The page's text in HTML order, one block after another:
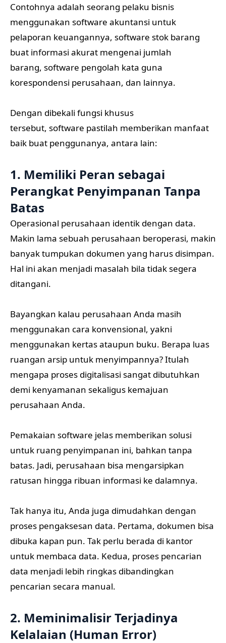
Contohnya adalah seorang pelaku bisnis
menggunakan software akuntansi untuk
pelaporan keuangannya, software stok barang
buat informasi akurat mengenai jumlah
barang, software pengolah kata guna
korespondensi perusahaan, dan lainnya.
Dengan dibekali fungsi khusus
tersebut, software pastilah memberikan manfaat
baik buat penggunanya, antara lain:
1. Memiliki Peran sebagai
Perangkat Penyimpanan Tanpa
Batas
Operasional perusahaan identik dengan data.
Makin lama sebuah perusahaan beroperasi, makin
banyak tumpukan dokumen yang harus disimpan.
Hal ini akan menjadi masalah bila tidak segera
ditangani.
Bayangkan kalau perusahaan Anda masih
menggunakan cara konvensional, yakni
menggunakan kertas ataupun buku. Berapa luas
ruangan arsip untuk menyimpannya? Itulah
mengapa proses digitalisasi sangat dibutuhkan
demi kenyamanan sekaligus kemajuan
perusahaan Anda.
Pemakaian software jelas memberikan solusi
untuk ruang penyimpanan ini, bahkan tanpa
batas. Jadi, perusahaan bisa mengarsipkan
ratusan hingga ribuan informasi ke dalamnya.
Tak hanya itu, Anda juga dimudahkan dengan
proses pengaksesan data. Pertama, dokumen bisa
dibuka kapan pun. Tak perlu berada di kantor
untuk membaca data. Kedua, proses pencarian
data menjadi lebih ringkas dibandingkan
pencarian secara manual.
2. Meminimalisir Terjadinya
Kelalaian (Human Error)